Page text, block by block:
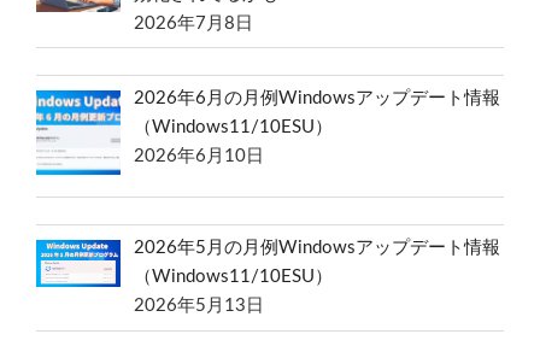
2026年7月8日
2026年6月の月例Windowsアップデート情報
（Windows11/10ESU）
2026年6月10日
2026年5月の月例Windowsアップデート情報
（Windows11/10ESU）
2026年5月13日